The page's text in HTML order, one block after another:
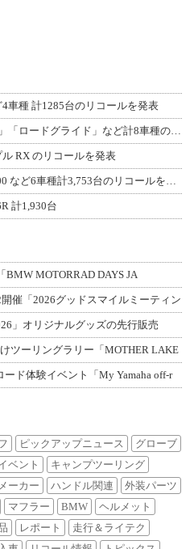
車種 計1285台のリコールを発表
RX のリコールを発表
計1,930台
BMW MOTORRAD DAYS JA
催「2026グッドスマイルミーティン
」オリジナルグッズの先行販売
ツーリングラリー「MOTHER LAKE
ード体験イベント「My Yamaha off-r
ピックアップニュース
グローブ
ベント
キャンプツーリング
ーカー ハンドル関連
外装パーツ
マフラー BMW
ヘルメット
レポート
走行＆ライテク